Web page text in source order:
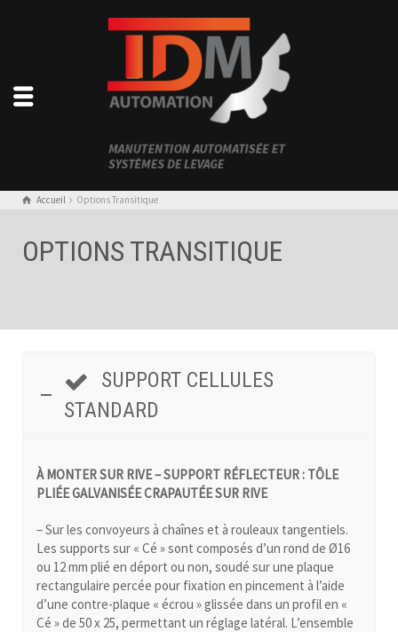
Accueil Options Transitique
OPTIONS TRANSITIQUE
SUPPORT CELLULES
STANDARD
À MONTER SUR RIVE – SUPPORT RÉFLECTEUR : TÔLE
PLIÉE GALVANISÉE CRAPAUTÉE SUR RIVE
– Sur les convoyeurs à chaînes et à rouleaux tangentiels.
Les supports sur « Cé » sont composés d’un rond de Ø16
ou 12 mm plié en déport ou non, soudé sur une plaque
rectangulaire percée pour fixation en pincement à l’aide
d’une contre-plaque « écrou » glissée dans un profil en «
Cé » de 50 x 25, permettant un réglage latéral. L’ensemble